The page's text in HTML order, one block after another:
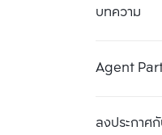
บทความ
Agent
ลงประกาศกั